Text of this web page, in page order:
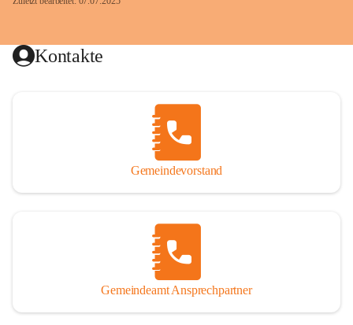
Kontakte
Gemeindevorstand
Gemeindeamt Ansprechpartner